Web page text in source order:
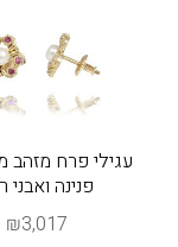
עגילי פרח מזהב
פנינה ואבני
₪3,017